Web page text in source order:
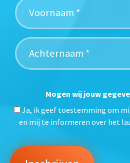
Mogen wij jouw
Ja, ik geef toestemming om
en mij te informeren over het